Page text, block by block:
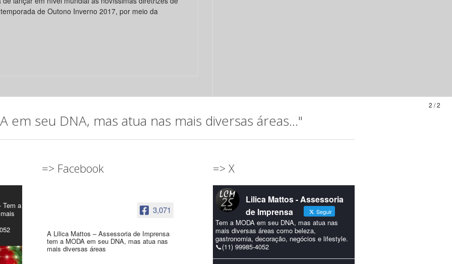
de Outono Inverno 2017, por meio da
2 / 2
em seu DNA, mas atua nas mais diversas áreas..."
Tem a
=> Facebook
3,071
A Lilica Mattos – Assessoria de Imprensa
tem a MODA em seu DNA, mas atua nas
mais diversas áreas
=> X
Lilica Mattos - Assessoria
de Imprensa
Seguir
Tem a MODA em seu DNA, mas atua nas
mais diversas áreas como beleza,
gastronomia, decoração, negócios e lifestyle.
📞(11) 99985-4052